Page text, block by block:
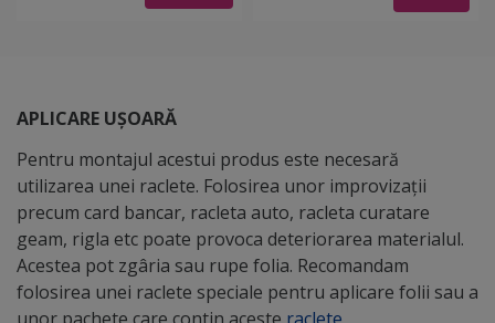
APLICARE UȘOARĂ
Pentru montajul acestui produs este necesară
utilizarea unei raclete. Folosirea unor improvizații
precum card bancar, racleta auto, racleta curatare
geam, rigla etc poate provoca deteriorarea materialul.
Acestea pot zgâria sau rupe folia. Recomandam
folosirea unei raclete speciale pentru aplicare folii sau a